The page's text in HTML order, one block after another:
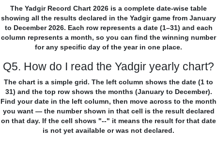
The Yadgir Record Chart 2026 is a complete date-wise table
showing all the results declared in the Yadgir game from January
to December 2026. Each row represents a date (1–31) and each
column represents a month, so you can find the winning number
for any specific day of the year in one place.
Q5. How do I read the Yadgir yearly chart?
The chart is a simple grid. The left column shows the date (1 to
31) and the top row shows the months (January to December).
Find your date in the left column, then move across to the month
you want — the number shown in that cell is the result declared
on that day. If the cell shows "--" it means the result for that date
is not yet available or was not declared.